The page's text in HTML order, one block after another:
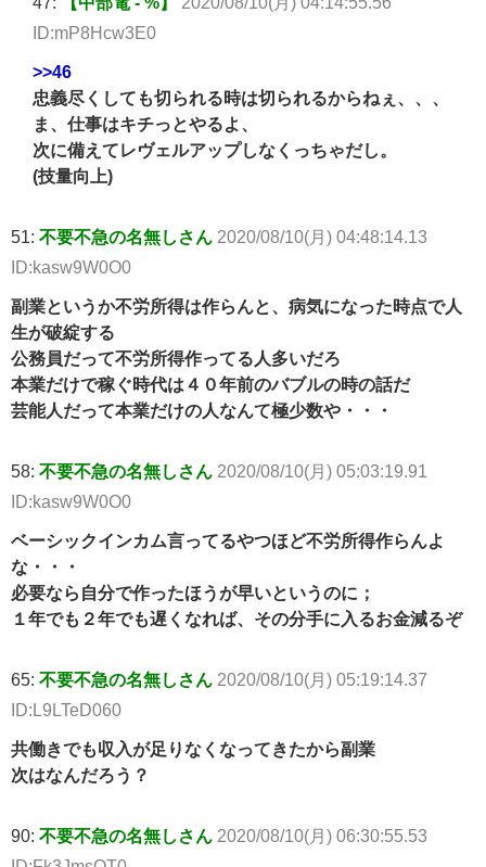
ID:mP8Hcw3E0
>>46
忠義尽くしても切られる時は切られるからねぇ、、、
ま、仕事はキチっとやるよ、
次に備えてレヴェルアップしなくっちゃだし。
(技量向上)
51: 不要不急の名無しさん 2020/08/10(月) 04:48:14.13
ID:kasw9W0O0
副業というか不労所得は作らんと、病気になった時点で人
生が破綻する
公務員だって不労所得作ってる人多いだろ
本業だけで稼ぐ時代は４０年前のバブルの時の話だ
芸能人だって本業だけの人なんて極少数や・・・
58: 不要不急の名無しさん 2020/08/10(月) 05:03:19.91
ID:kasw9W0O0
ベーシックインカム言ってるやつほど不労所得作らんよ
な・・・
必要なら自分で作ったほうが早いというのに；
１年でも２年でも遅くなれば、その分手に入るお金減るぞ
65: 不要不急の名無しさん 2020/08/10(月) 05:19:14.37
ID:L9LTeD060
共働きでも収入が足りなくなってきたから副業
次はなんだろう？
90: 不要不急の名無しさん 2020/08/10(月) 06:30:55.53